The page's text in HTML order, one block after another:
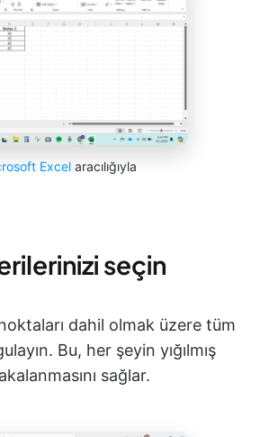
Excelaracılığıyla
seçin
dahil olmak üzere tüm
Bu, her şeyin yığılmış
sağlar.